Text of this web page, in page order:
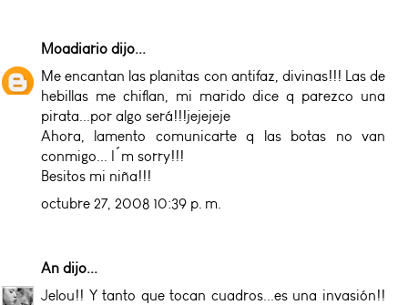
Moadiario dijo...
Me encantan las planitas con antifaz, divinas!!! Las de
hebillas me chiflan, mi marido dice q parezco una
pirata...por algo será!!!jejejeje
Ahora, lamento comunicarte q las botas no van
conmigo... I´m sorry!!!
Besitos mi niña!!!
octubre 27, 2008 10:39 p. m.
An dijo...
Jelou!! Y tanto que tocan cuadros...es una invasión!!